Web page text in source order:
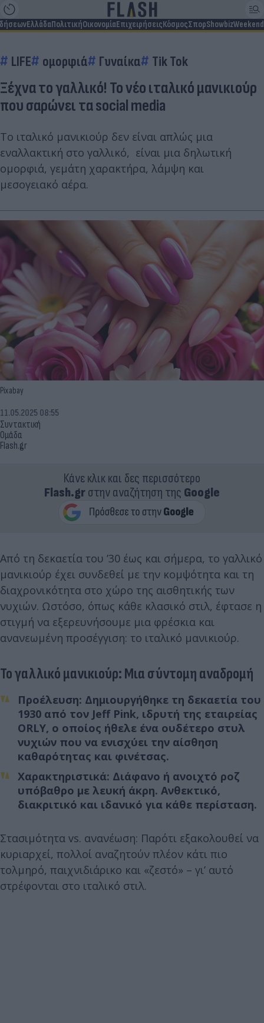
ΕλλάδαΠολιτικήΟικονομίαΕπιχειρήσειςΚόσμοςΣπορShowbizWeekend
LIFE ομορφιά Γυναίκα Tik Tok
Ξέχνα το γαλλικό! Το νέο ιταλικό μανικιούρ
που σαρώνει τα social media
Το ιταλικό μανικιούρ δεν είναι απλώς μια
εναλλακτική στο γαλλικό, είναι μια δηλωτική
ομορφιά, γεμάτη χαρακτήρα, λάμψη και
μεσογειακό αέρα.
Pixabay
Συντακτική
Ομάδα
Flash.gr
11.05.2025 08:55
Κάνε κλικ και δες περισσότερο
Flash.grστην αναζήτηση της Google
Από τη δεκαετία του ’30 έως και σήμερα, το γαλλικό
μανικιούρ έχει συνδεθεί με την κομψότητα και τη
διαχρονικότητα στο χώρο της αισθητικής των
νυχιών. Ωστόσο, όπως κάθε κλασικό στιλ, έφτασε η
στιγμή να εξερευνήσουμε μια φρέσκια και
ανανεωμένη προσέγγιση: το ιταλικό μανικιούρ.
Το γαλλικό μανικιούρ: Μια σύντομη αναδρομή
Προέλευση: Δημιουργήθηκε τη δεκαετία του
1930 από τον Jeff Pink, ιδρυτή της εταιρείας
ORLY, ο οποίος ήθελε ένα ουδέτερο στυλ
νυχιών που να ενισχύει την αίσθηση
καθαρότητας και φινέτσας.
Χαρακτηριστικά: Διάφανο ή ανοιχτό ροζ
υπόβαθρο με λευκή άκρη. Ανθεκτικό,
διακριτικό και ιδανικό για κάθε περίσταση.
Στασιμότητα vs. ανανέωση: Παρότι εξακολουθεί να
κυριαρχεί, πολλοί αναζητούν πλέον κάτι πιο
τολμηρό, παιχνιδιάρικο και «ζεστό» – γι’ αυτό
στρέφονται στο ιταλικό στιλ.